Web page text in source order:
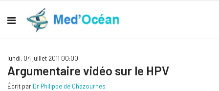
lundi, 04 juillet 2011 00:00
Argumentaire vidéo sur le HPV
Écrit par Dr Philippe de Chazournes